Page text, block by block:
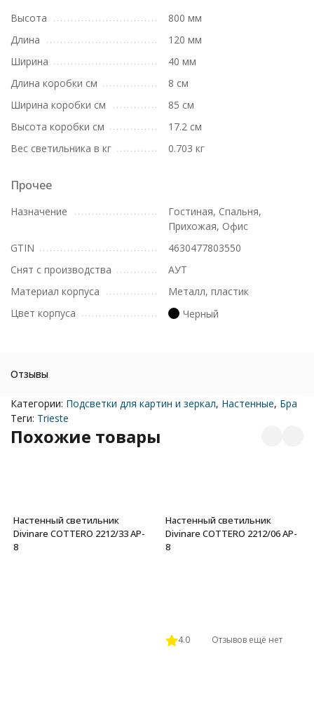
Высота
800 мм
Длина
120 мм
Ширина
40 мм
Длина коробки см
8 см
Ширина коробки см
85 см
Высота коробки см
17.2 см
Вес светильника в кг
0.703 кг
Прочее
Назначение
Гостиная, Спальня,
Прихожая, Офис
GTIN
4630477803550
Снят с производства
АУТ
Материал корпуса
Металл, пластик
Цвет корпуса
Черный
Отзывы
Категории: Подсветки для картин и зеркал, Настенные, Бра
Теги: Trieste
Похожие товары
Настенный светильник
Divinare COTTERO 2212/33 AP-
8
Настенный светильник
Divinare COTTERO 2212/06 AP-
8
4.0 Отзывов ещё нет